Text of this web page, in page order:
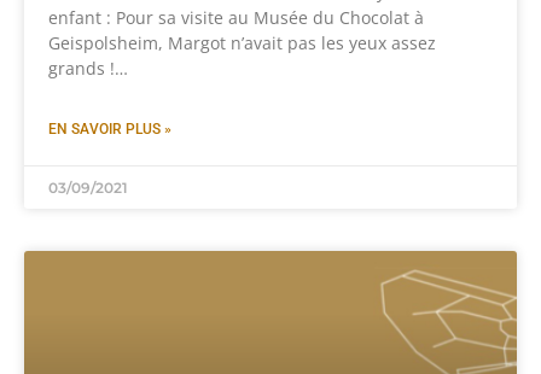
enfant : Pour sa visite au Musée du Chocolat à
Geispolsheim, Margot n’avait pas les yeux assez
grands !…
EN SAVOIR PLUS »
03/09/2021